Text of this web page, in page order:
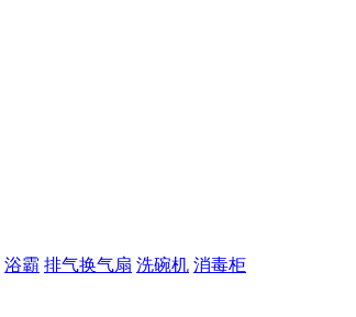
浴霸 排气换气扇 洗碗机 消毒柜